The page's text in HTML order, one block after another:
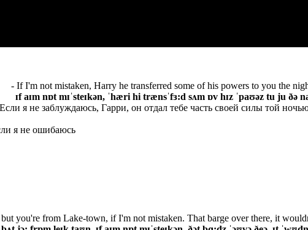
- If I'm not mistaken, Harry he transferred some of his powers to you the
ɪf aɪm nɒt mɪˈsteɪkən, ˈhæri hi trænsˈfɜ:d sʌm ɒv hɪz ˈpaʊəz tu ju ðə
я не заблуждаюсь, Гарри, он отдал тебе часть своей силы той
я не ошибаюсь
you're from Lake-town, if I'm not mistaken. That barge over there, it